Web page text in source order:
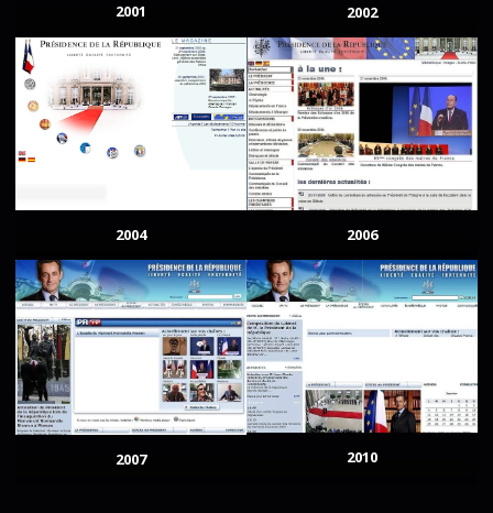
2001 2002
2004 2006
2007 2010